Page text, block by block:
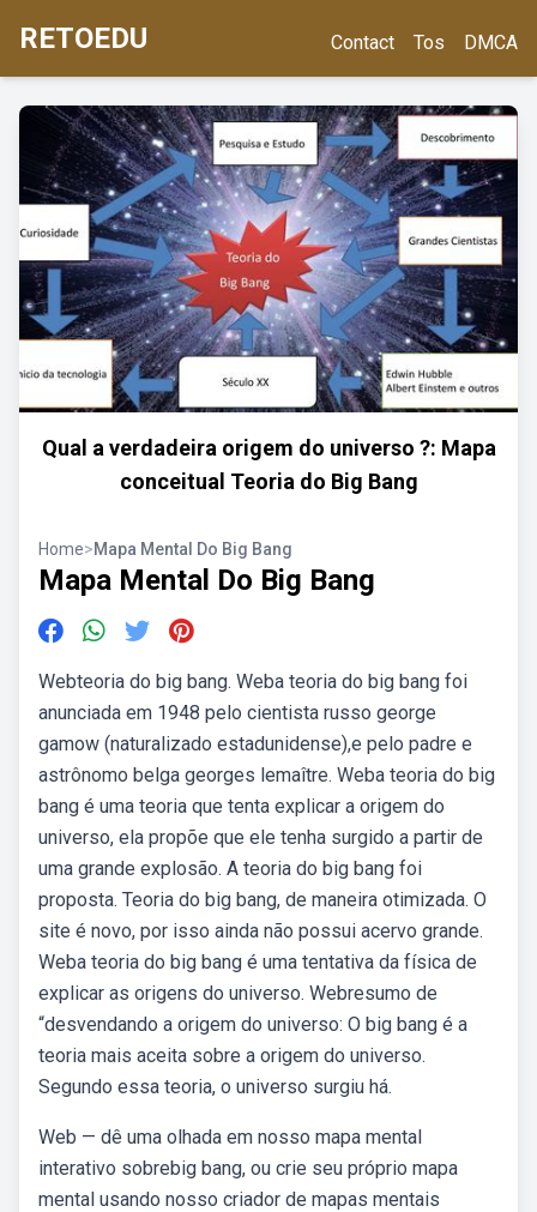
RETOEDU Contact Tos DMCA
Qual a verdadeira origem do universo ?: Mapa
conceitual Teoria do Big Bang
Home>Mapa Mental Do Big Bang
Mapa Mental Do Big Bang
Webteoria do big bang. Weba teoria do big bang foi
anunciada em 1948 pelo cientista russo george
gamow (naturalizado estadunidense),e pelo padre e
astrônomo belga georges lemaître. Weba teoria do big
bang é uma teoria que tenta explicar a origem do
universo, ela propõe que ele tenha surgido a partir de
uma grande explosão. A teoria do big bang foi
proposta. Teoria do big bang, de maneira otimizada. O
site é novo, por isso ainda não possui acervo grande.
Weba teoria do big bang é uma tentativa da física de
explicar as origens do universo. Webresumo de
“desvendando a origem do universo: O big bang é a
teoria mais aceita sobre a origem do universo.
Segundo essa teoria, o universo surgiu há.
Web — dê uma olhada em nosso mapa mental
interativo sobrebig bang, ou crie seu próprio mapa
mental usando nosso criador de mapas mentais